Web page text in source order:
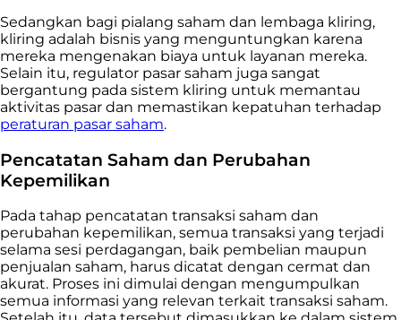
Sedangkan bagi pialang saham dan lembaga kliring,
kliring adalah bisnis yang menguntungkan karena
mereka mengenakan biaya untuk layanan mereka.
Selain itu, regulator pasar saham juga sangat
bergantung pada sistem kliring untuk memantau
aktivitas pasar dan memastikan kepatuhan terhadap
peraturan pasar saham.
Pencatatan Saham dan Perubahan
Kepemilikan
Pada tahap pencatatan transaksi saham dan
perubahan kepemilikan, semua transaksi yang terjadi
selama sesi perdagangan, baik pembelian maupun
penjualan saham, harus dicatat dengan cermat dan
akurat. Proses ini dimulai dengan mengumpulkan
semua informasi yang relevan terkait transaksi saham.